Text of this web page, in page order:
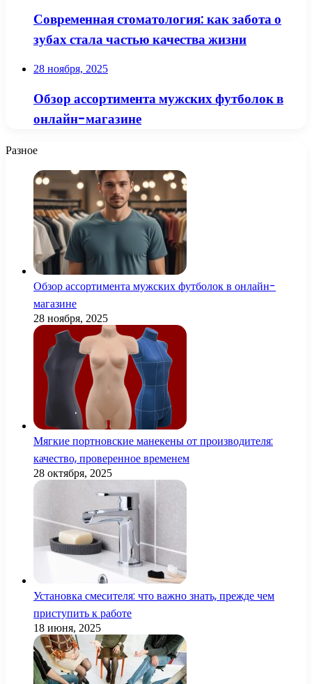
Современная стоматология: как забота о
зубах стала частью качества жизни
28 ноября, 2025
Обзор ассортимента мужских футболок в
онлайн-магазине
Разное
Обзор ассортимента мужских футболок в онлайн-
магазине
28 ноября, 2025
Мягкие портновские манекены от производителя:
качество, проверенное временем
28 октября, 2025
Установка смесителя: что важно знать, прежде чем
приступить к работе
18 июня, 2025